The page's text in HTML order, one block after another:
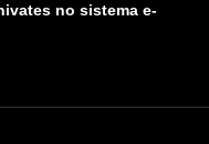
no sistema e-